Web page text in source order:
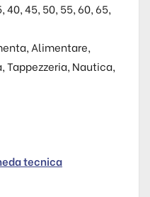
40, 45, 50, 55, 60, 65,
Alimentare,
Tappezzeria, Nautica,
tecnica